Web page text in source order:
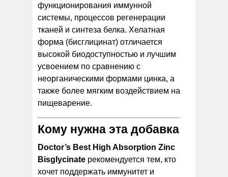
функционирования иммунной
системы, процессов регенерации
тканей и синтеза белка. Хелатная
форма (бисглицинат) отличается
высокой биодоступностью и лучшим
усвоением по сравнению с
неорганическими формами цинка, а
также более мягким воздействием на
пищеварение.
Кому нужна эта добавка
Doctor’s Best High Absorption Zinc
Bisglycinate рекомендуется тем, кто
хочет поддержать иммунитет и